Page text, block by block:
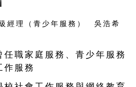
經理（青少年服務） 吳浩希
任職家庭服務、青少年服務
作服務